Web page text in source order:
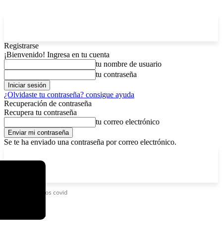
Registrarse
¡Bienvenido! Ingresa en tu cuenta
tu nombre de usuario
tu contraseña
¿Olvidaste tu contraseña? consigue ayuda
Recuperación de contraseña
Recupera tu contraseña
tu correo electrónico
Se te ha enviado una contraseña por correo electrónico.
Casos covid